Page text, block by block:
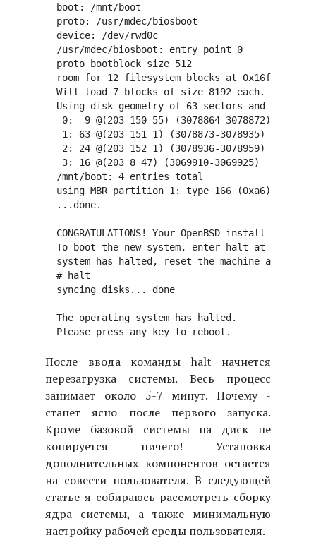
  boot: /mnt/boot
  proto: /usr/mdec/biosboot
  device: /dev/rwd0c
  /usr/mdec/biosboot: entry point 0
  proto bootblock size 512
  room for 12 filesystem blocks at 0x16f
  Will load 7 blocks of size 8192 each.
Using disk geometry of 63 sectors and 240
   0:  9 @(203 150 55) (3078864-3078872)
   1: 63 @(203 151 1) (3078873-3078935)
   2: 24 @(203 152 1) (3078936-3078959)
   3: 16 @(203 8 47) (3069910-3069925)
  /mnt/boot: 4 entries total
using MBR partition 1: type 166 (0xa6) offset
  ...done.
CONGRATULATIONS! Your OpenBSD install has
To boot the new system, enter halt at the
system has halted, reset the machine and boot
  # halt
  syncing disks... done
  The operating system has halted.
После ввода команды halt начнется
перезагрузка системы. Весь процесс
занимает около 5-7 минут. Почему -
станет ясно после первого запуска.
Кроме базовой системы на диск не
копируется ничего! Установка
дополнительных компонентов остается
на совести пользователя. В следующей
статье я собираюсь рассмотреть сборку
ядра системы, а также минимальную
настройку рабочей среды пользователя.